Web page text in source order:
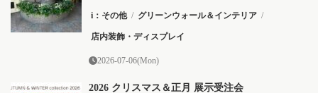
i：その他 / グリーンウォール＆インテリア /
店内装飾・ディスプレイ
2026-07-06(Mon)
2026 クリスマス＆正月 展示受注会